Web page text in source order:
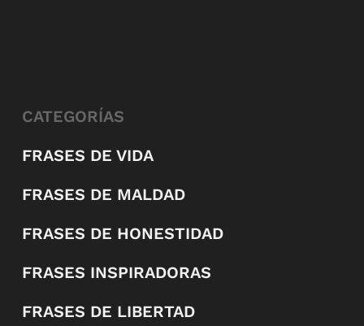
CATEGORÍAS
FRASES DE VIDA
FRASES DE MALDAD
FRASES DE HONESTIDAD
FRASES INSPIRADORAS
FRASES DE LIBERTAD